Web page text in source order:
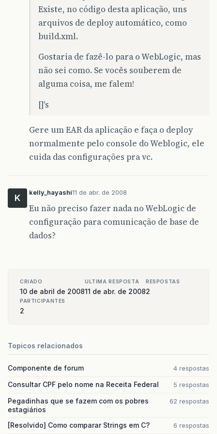
Existe, no código desta aplicação, uns
arquivos de deploy automático, como
build.xml.
Gostaria de fazê-lo para o WebLogic, mas
não sei como. Se vocês souberem de
alguma coisa, me falem!
[]'s
Gere um EAR da aplicação e faça o deploy
normalmente pelo console do Weblogic, ele
cuida das configurações pra vc.
K
kelly_hayashi11 de abr. de 2008
Eu não preciso fazer nada no WebLogic de
configuração para comunicação de base de
dados?
CRIADO
10 de abril de 2008
ULTIMA RESPOSTA
11 de abr. de 2008
RESPOSTAS
2
PARTICIPANTES
2
Topicos relacionados
Componente de forum 4 respostas
Consultar CPF pelo nome na Receita Federal 5 respostas
Pegadinhas que se fazem com os pobres
estagiários
62 respostas
[Resolvido] Como comparar Strings em C? 6 respostas